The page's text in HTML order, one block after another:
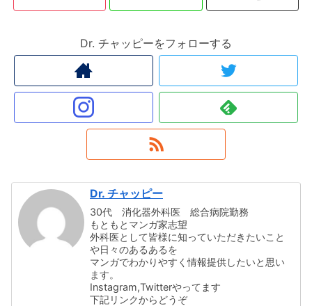
Dr. チャッピーをフォローする
Dr. チャッピー
30代 消化器外科医 総合病院勤務
もともとマンガ家志望
外科医として皆様に知っていただきたいこと
や日々のあるあるを
マンガでわかりやすく情報提供したいと思い
ます。
Instagram,Twitterやってます
下記リンクからどうぞ